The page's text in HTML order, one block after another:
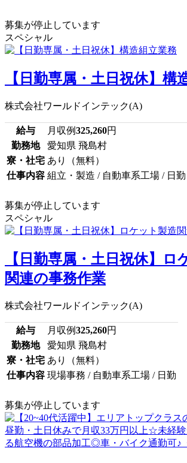
募集が停止しています
スペシャル
【日勤専属・土日祝休】構
株式会社ワールドインテック(A)
給与 月収例325,260円
勤務地
愛知県 飛島村
寮・社宅 あり（無料）
仕事内容 組立・製造 / 自動車系工場 / 日勤
募集が停止しています
スペシャル
【日勤専属・土日祝休】ロ
関連の事務作業
株式会社ワールドインテック(A)
給与 月収例325,260円
勤務地
愛知県 飛島村
寮・社宅 あり（無料）
仕事内容 現場事務 / 自動車系工場 / 日勤
募集が停止しています